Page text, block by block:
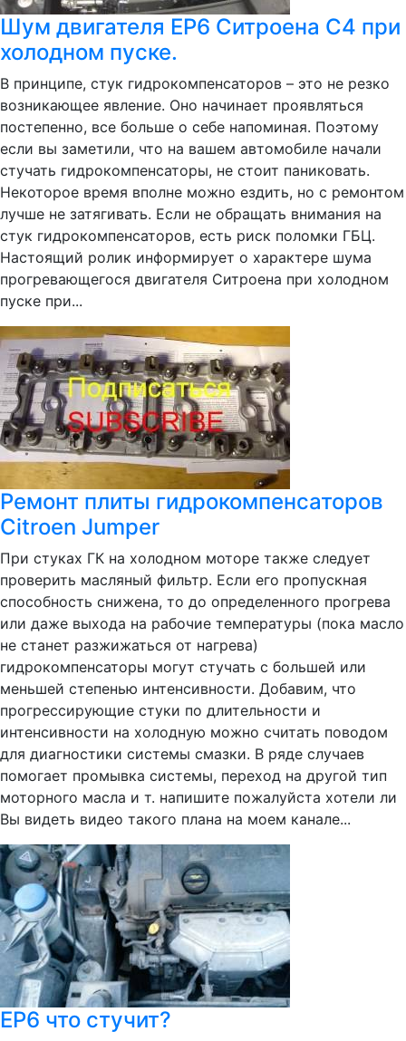
Шум двигателя EP6 Ситроена C4 при
холодном пуске.
В принципе, стук гидрокомпенсаторов – это не резко
возникающее явление. Оно начинает проявляться
постепенно, все больше о себе напоминая. Поэтому
если вы заметили, что на вашем автомобиле начали
стучать гидрокомпенсаторы, не стоит паниковать.
Некоторое время вполне можно ездить, но с ремонтом
лучше не затягивать. Если не обращать внимания на
стук гидрокомпенсаторов, есть риск поломки ГБЦ.
Настоящий ролик информирует о характере шума
прогревающегося двигателя Ситроена при холодном
пуске при...
Ремонт плиты гидрокомпенсаторов
Citroen Jumper
При стуках ГК на холодном моторе также следует
проверить масляный фильтр. Если его пропускная
способность снижена, то до определенного прогрева
или даже выхода на рабочие температуры (пока масло
не станет разжижаться от нагрева)
гидрокомпенсаторы могут стучать с большей или
меньшей степенью интенсивности. Добавим, что
прогрессирующие стуки по длительности и
интенсивности на холодную можно считать поводом
для диагностики системы смазки. В ряде случаев
помогает промывка системы, переход на другой тип
моторного масла и т. напишите пожалуйста хотели ли
Вы видеть видео такого плана на моем канале...
EP6 что стучит?